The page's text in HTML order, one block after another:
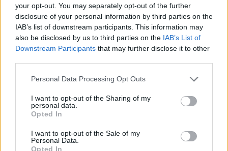
your opt-out. You may separately opt-out of the further
disclosure of your personal information by third parties on the
IAB’s list of downstream participants. This information may
also be disclosed by us to third parties on the IAB’s List of
Downstream Participants that may further disclose it to other
Personal Data Processing Opt Outs
I want to opt-out of the Sharing of my
personal data.
Opted In
I want to opt-out of the Sale of my
Personal Data.
Opted In
pour utilitaires en 2026
Auto Pour Vous 20 juillet 2026 0